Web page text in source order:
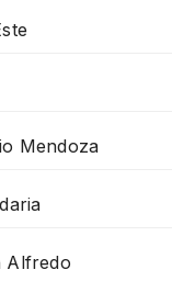
Mendoza
Alfredo